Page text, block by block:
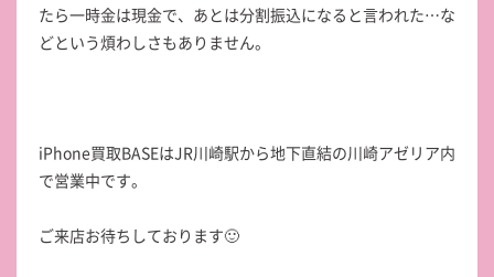
たら一時金は現金で、あとは分割振込になると言われた…な
どという煩わしさもありません。
iPhone買取BASEはJR川崎駅から地下直結の川崎アゼリア内
で営業中です。
ご来店お待ちしております🙂